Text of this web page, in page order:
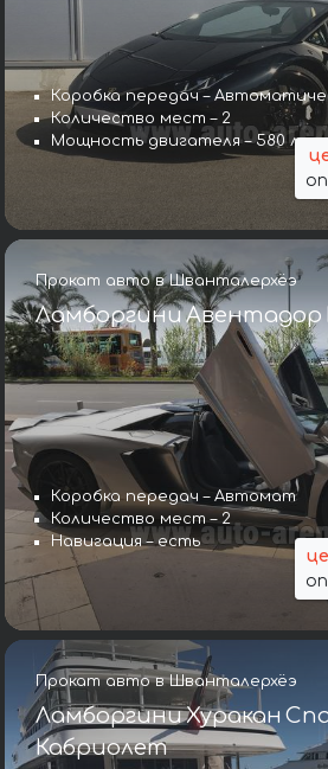
Коробка передач –
Количество мест – 2
Мощность двигателя – 580 л. с.
Прокат авто в Шванталерхёэ
Ламборгини Авентадор
Коробка передач – Автомат
Количество мест – 2
Навигация – есть
Прокат авто в Шванталерхёэ
Ламборгини Хуракан
Кабриолет